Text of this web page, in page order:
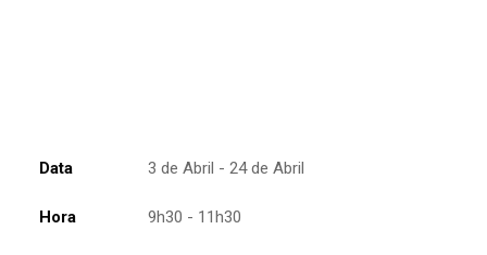
Data 3 de Abril - 24 de Abril
Hora 9h30 - 11h30